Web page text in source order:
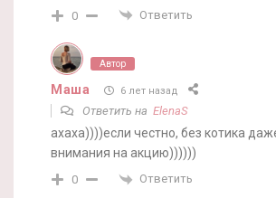
0 Ответить
Автор
Маша 6 лет назад
Ответить на ElenaS
ахаха))))если честно, без котика
внимания на акцию))))))
0 Ответить